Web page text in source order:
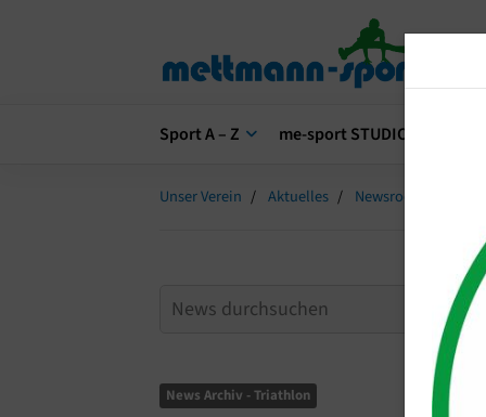
Sport A – Z me-sport STUDIO
Unser Verein Aktuelles Newsroom
News Archiv - Triathlon